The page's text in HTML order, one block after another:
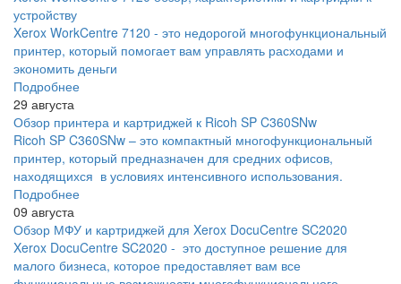
устройству
Xerox WorkCentre 7120 - это недорогой многофункциональный
принтер, который помогает вам управлять расходами и
экономить деньги
Подробнее
29 августа
Обзор принтера и картриджей к Ricoh SP C360SNw
Ricoh SP C360SNw – это компактный многофункциональный
принтер, который предназначен для средних офисов,
находящихся в условиях интенсивного использования.
Подробнее
09 августа
Обзор МФУ и картриджей для Xerox DocuCentre SC2020
Xerox DocuCentre SC2020 - это доступное решение для
малого бизнеса, которое предоставляет вам все